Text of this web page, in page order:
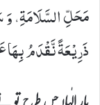
مَحَلِّ السَّلَامَةِ، وَ
ذَرِیْعَةً نَّقْدَمُ بِهَا